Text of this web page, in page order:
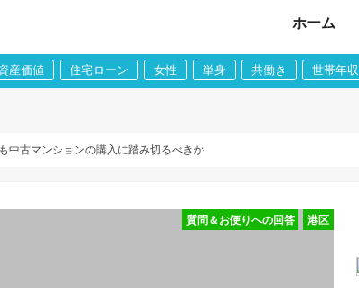
ホーム
産価値 住宅ローン 女性 単身 共働き 世帯年収
中古マンションの購入に踏み切るべきか
港区
質問＆お便りへの回答